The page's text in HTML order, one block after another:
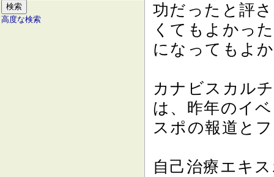
高度な検索
功だったと評
くてもよかっ
になってもよ
カナビスカル
は、昨年のイ
スポの報道と
自己治療エキ